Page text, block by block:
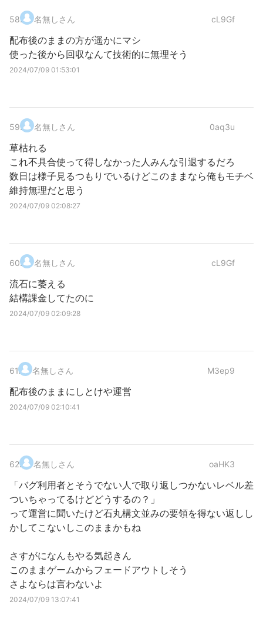
58. 名無しさん cL9Gf
配布後のままの方が遥かにマシ
使った後から回収なんて技術的に無理そう
2024/07/09 01:53:01
59. 名無しさん 0aq3u
草枯れる
これ不具合使って得しなかった人みんな引退するだろ
数日は様子見るつもりでいるけどこのままなら俺もモチベ
維持無理だと思う
2024/07/09 02:08:27
60. 名無しさん cL9Gf
流石に萎える
結構課金してたのに
2024/07/09 02:09:28
61. 名無しさん M3ep9
配布後のままにしとけや運営
2024/07/09 02:10:41
62. 名無しさん oaHK3
「バグ利用者とそうでない人で取り返しつかないレベル差
ついちゃってるけどどうするの？」
って運営に聞いたけど石丸構文並みの要領を得ない返しし
かしてこないしこのままかもね
さすがになんもやる気起きん
このままゲームからフェードアウトしそう
さよならは言わないよ
2024/07/09 13:07:41